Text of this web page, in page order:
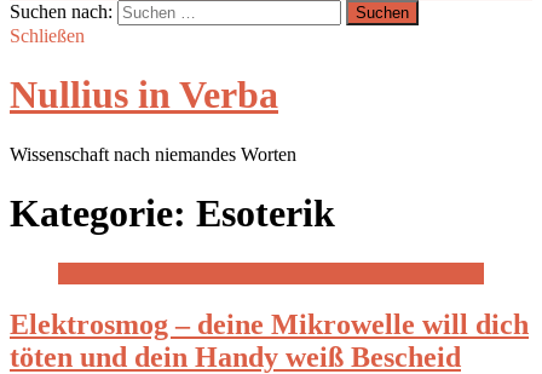
Suchen nach:
Schließen
Nullius in Verba
Wissenschaft nach niemandes Worten
Kategorie: Esoterik
Elektrosmog – deine Mikrowelle will dich
töten und dein Handy weiß Bescheid